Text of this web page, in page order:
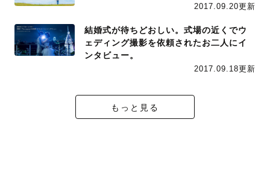
2017.09.20更新
結婚式が待ちどおしい。式場の近くでウ
ェディング撮影を依頼されたお二人にイ
ンタビュー。
2017.09.18更新
もっと見る